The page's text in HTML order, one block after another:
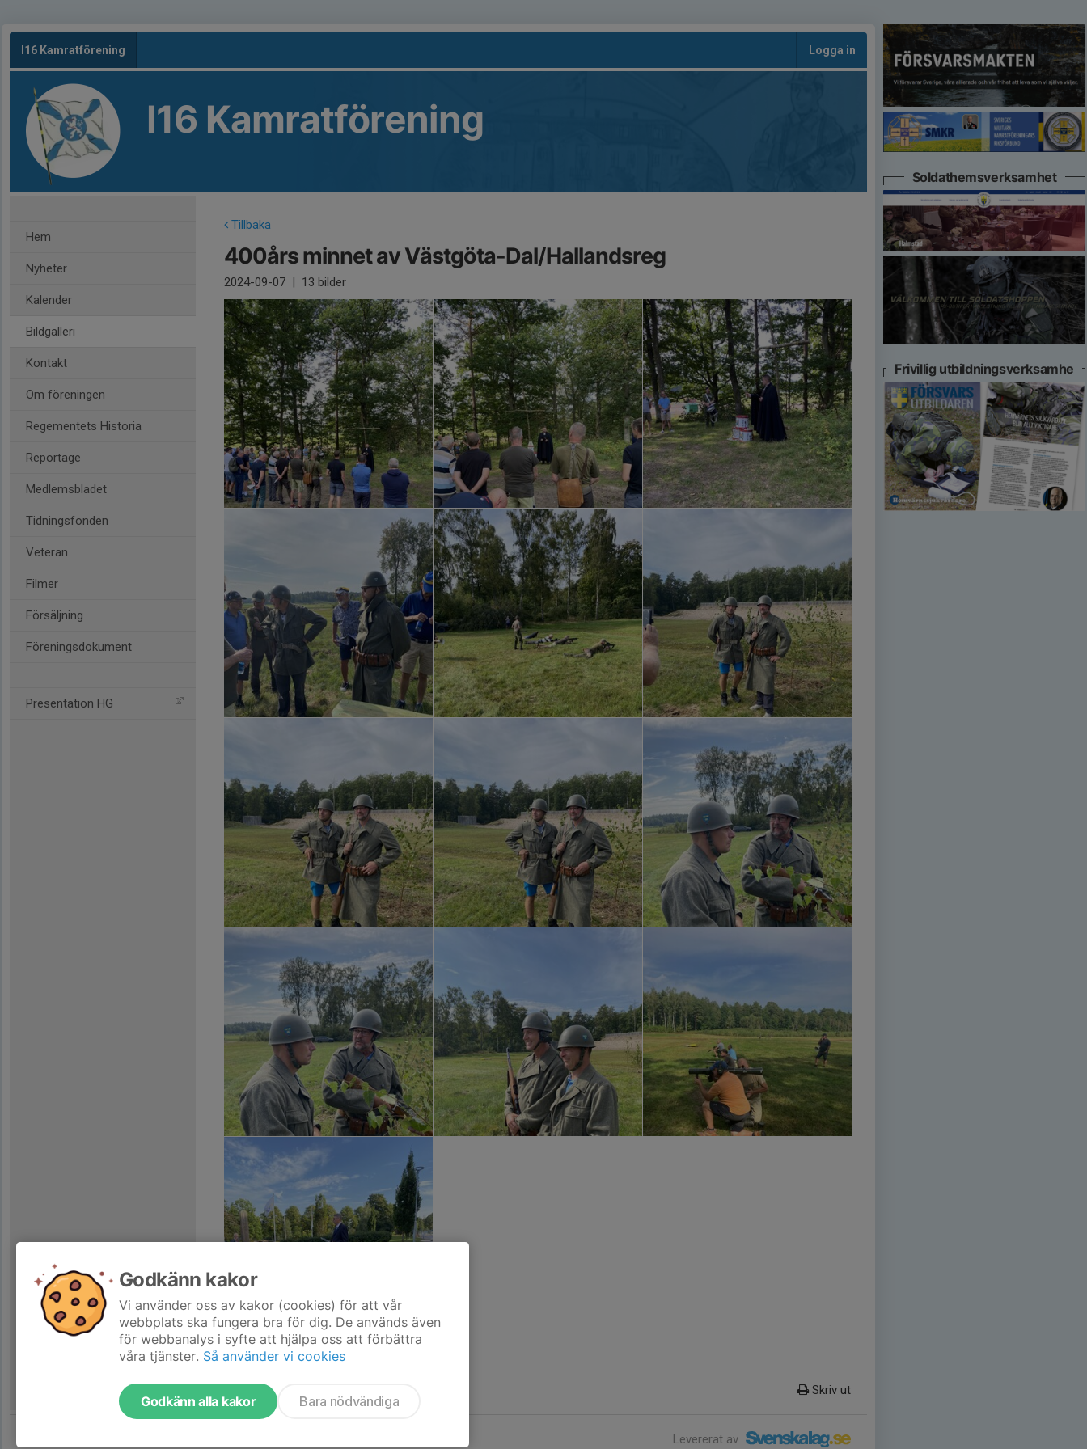
I16 Kamratförening Logga in
I16 Kamratförening
Hem
Nyheter
Kalender
Bildgalleri
Kontakt
Om föreningen
Regementets Historia
Reportage
Medlemsbladet
Tidningsfonden
Veteran
Filmer
Försäljning
Föreningsdokument
Presentation HG
Tillbaka
400års minnet av Västgöta-Dal/Hallandsreg
2024-09-07 | 13 bilder
Skriv ut
Levererat av
Soldathemsverksamhet
Frivillig utbildningsverksamhe
Godkänn kakor
Vi använder oss av kakor (cookies) för att vår
webbplats ska fungera bra för dig. De används även
för webbanalys i syfte att hjälpa oss att förbättra
våra tjänster. Så använder vi cookies
Godkänn alla kakor Bara nödvändiga